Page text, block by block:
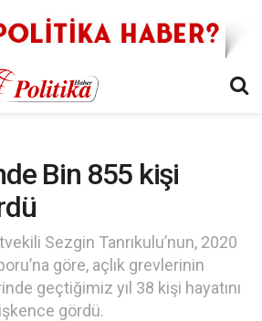
Bin 855 kişi
Sezgin Tanrıkulu’nun, 2020
göre, açlık grevlerinin
geçtiğimiz yıl 38 kişi hayatını
gördü.